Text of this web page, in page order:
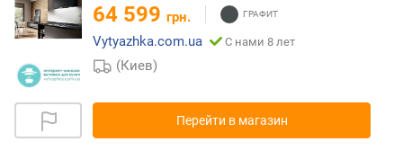
64 599 грн.
Vytyazhka.com.ua
С нами 8 лет
(Киев)
Перейти в магазин